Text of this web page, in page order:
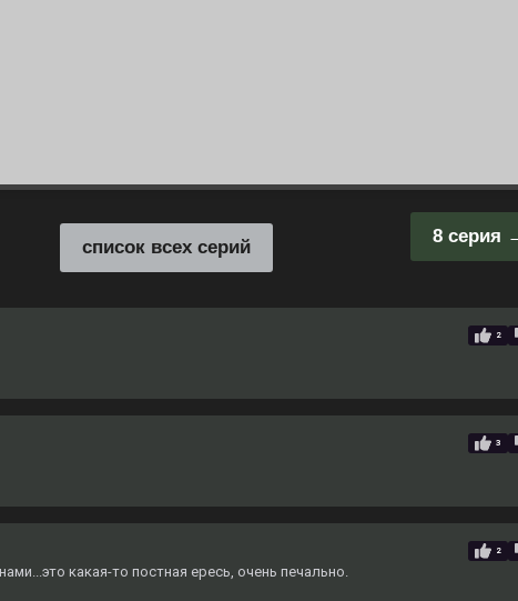
8 серия
список всех серий
2
3
2
какая-то постная ересь, очень печально.